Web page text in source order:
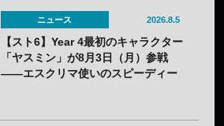
ニュース 2026.8.5
【スト6】Year 4最初のキャラクター
「ヤスミン」が8月3日（月）参戦
——エスクリマ使いのスピーディー